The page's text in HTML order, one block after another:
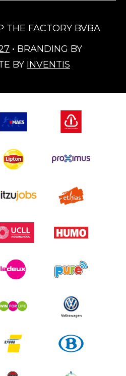
FACTORY BVBA
• BRANDING BY
BY INVENTIS